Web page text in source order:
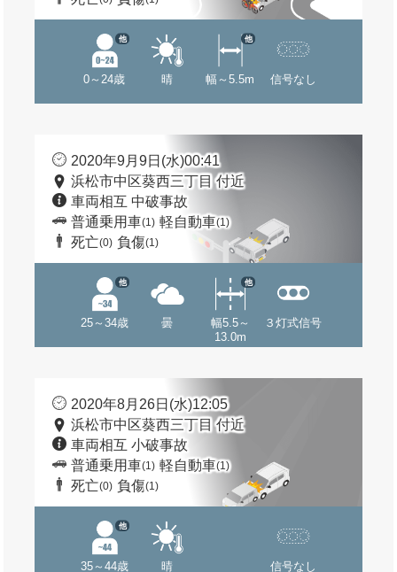
0～24歳
他
晴 幅～5.5m
他
信号なし
2020年9月9日(水)00:41
浜松市中区葵西三丁目 付近
車両相互 中破事故
普通乗用車(1) 軽自動車(1)
死亡(0) 負傷(1)
25～34歳
他
曇
幅5.5～
13.0m
他
３灯式信号
2020年8月26日(水)12:05
浜松市中区葵西三丁目 付近
車両相互 小破事故
普通乗用車(1) 軽自動車(1)
死亡(0) 負傷(1)
35～44歳
他
晴 信号なし